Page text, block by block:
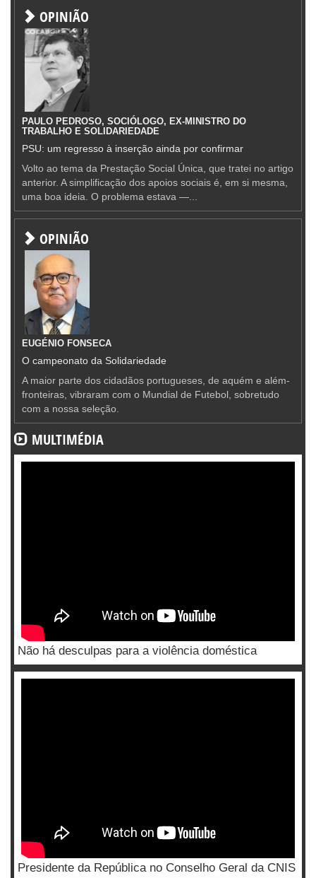
OPINIÃO
PAULO PEDROSO, SOCIÓLOGO, EX-MINISTRO DO
TRABALHO E SOLIDARIEDADE
PSU: um regresso à inserção ainda por confirmar
Volto ao tema da Prestação Social Única, que tratei no artigo
anterior. A simplificação dos apoios sociais é, em si mesma,
uma boa ideia. O problema estava —...
OPINIÃO
EUGÉNIO FONSECA
O campeonato da Solidariedade
A maior parte dos cidadãos portugueses, de aquém e além-
fronteiras, vibraram com o Mundial de Futebol, sobretudo
com a nossa seleção.
MULTIMÉDIA
Não há desculpas para a violência doméstica
Presidente da República no Conselho Geral da CNIS